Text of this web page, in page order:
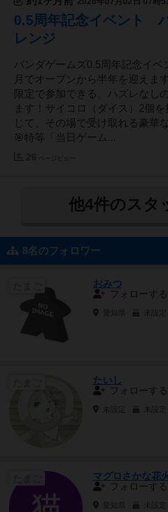
0.5周年記念イベント
レンジ
パンダゲームズ0.5周年記念イベ
月でオープンから半年を迎えま
限定で参加できる、ハズレなし
ます！サイコロ（ダイス）2個
じて、その場で受け取れる豪華
🎯特等「当日ゲーム...
他4件のスタ
8名のフォロワー
おみつ
フォローする
未設定
たいし
フォローする
未設定 未設定
マグロさかな花
フォローする
未設定